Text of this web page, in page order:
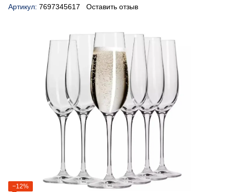
Артикул: 7697345617 Оставить отзыв
−12%